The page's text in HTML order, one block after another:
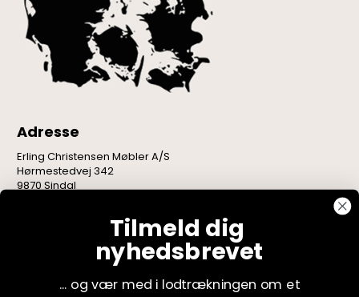
Adresse
Erling Christensen Møbler A/S
Hørmestedvej 342
9870 Sindal
Tilmeld dig
nyhedsbrevet
... og vær med i lodtrækningen om et